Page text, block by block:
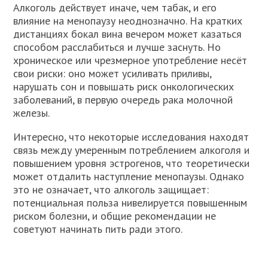
Алкоголь действует иначе, чем табак, и его
влияние на менопаузу неоднозначно. На кратких
дистанциях бокал вина вечером может казаться
способом расслабиться и лучше заснуть. Но
хроническое или чрезмерное употребление несёт
свои риски: оно может усиливать приливы,
нарушать сон и повышать риск онкологических
заболеваний, в первую очередь рака молочной
железы.
Интересно, что некоторые исследования находят
связь между умеренным потреблением алкоголя и
повышением уровня эстрогенов, что теоретически
может отдалить наступление менопаузы. Однако
это не означает, что алкоголь защищает:
потенциальная польза нивелируется повышенным
риском болезни, и общие рекомендации не
советуют начинать пить ради этого.